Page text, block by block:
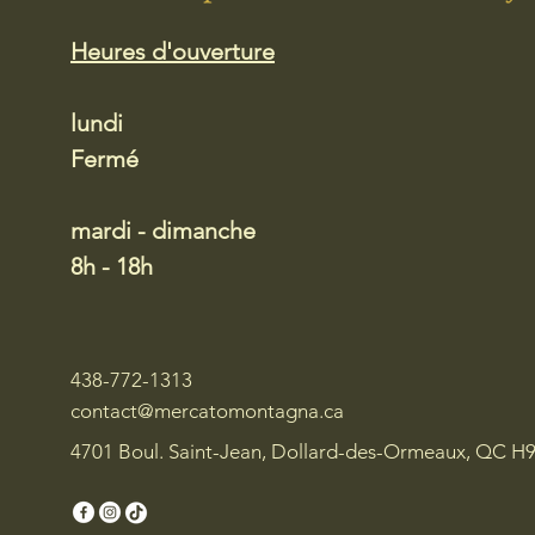
Heures d'ouverture
lundi
Fermé
mardi - dimanche
8h - 18h
438-772-1313
contact@mercatomontagna.ca
4701 Boul. Saint-Jean, Dollard-des-Ormeaux, QC